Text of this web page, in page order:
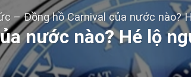
–Đồng hồ Carnival của nước nào?
nước nào? Hé lộ